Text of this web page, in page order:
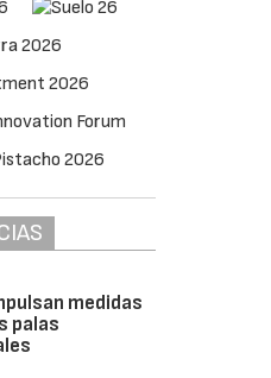
medidas
palas